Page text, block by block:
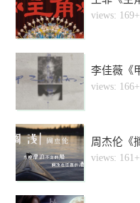
1views: 169+
2views: 166+
3views: 161+